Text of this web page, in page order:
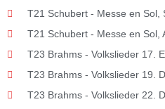
T21 Schubert - Messe en Sol,
T21 Schubert - Messe en Sol,
T23 Brahms - Volkslieder 17.
T23 Brahms - Volkslieder 19.
T23 Brahms - Volkslieder 22.